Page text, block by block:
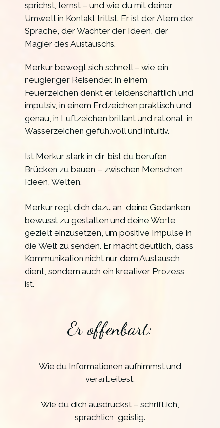
sprichst, lernst – und wie du mit deiner
Umwelt in Kontakt trittst. Er ist der Atem der
Sprache, der Wächter der Ideen, der
Magier des Austauschs.
Merkur bewegt sich schnell – wie ein
neugieriger Reisender. In einem
Feuerzeichen denkt er leidenschaftlich und
impulsiv, in einem Erdzeichen praktisch und
genau, in Luftzeichen brillant und rational, in
Wasserzeichen gefühlvoll und intuitiv.
Ist Merkur stark in dir, bist du berufen,
Brücken zu bauen – zwischen Menschen,
Ideen, Welten.
Merkur regt dich dazu an, deine Gedanken
bewusst zu gestalten und deine Worte
gezielt einzusetzen, um positive Impulse in
die Welt zu senden. Er macht deutlich, dass
Kommunikation nicht nur dem Austausch
dient, sondern auch ein kreativer Prozess
ist.
Er offenbart:
Wie du Informationen aufnimmst und
verarbeitest.
Wie du dich ausdrückst – schriftlich,
sprachlich, geistig.